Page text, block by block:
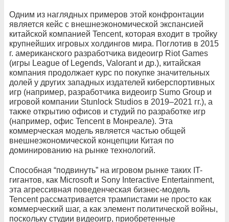
Одним из наглядных примеров этой конфронтации
является кейс с внешнеэкономической экспансией
китайской компанией Tencent, которая входит в тройку
крупнейших игровых холдингов мира. Поглотив в 2015
г. американского разработчика видеоигр Riot Games
(игры League of Legends, Valorant и др.), китайская
компания продолжает курс по покупке значительных
долей у других западных издателей киберспортивных
игр (например, разработчика видеоигр Sumo Group и
игровой компании Stunlock Studios в 2019–2021 гг.), а
также открытию офисов и студий по разработке игр
(например, офис Tencent в Монреале). Эта
коммерческая модель является частью общей
внешнеэкономической концепции Китая по
доминированию на рынке технологий.
Способная “подвинуть” на игровом рынке таких IT-
гигантов, как Microsoft и Sony Interactive Entertainment,
эта агрессивная поведенческая бизнес-модель
Tencent рассматривается трампистами не просто как
коммерческий шаг, а как элемент политической войны,
поскольку студии видеоигр, приобретенные